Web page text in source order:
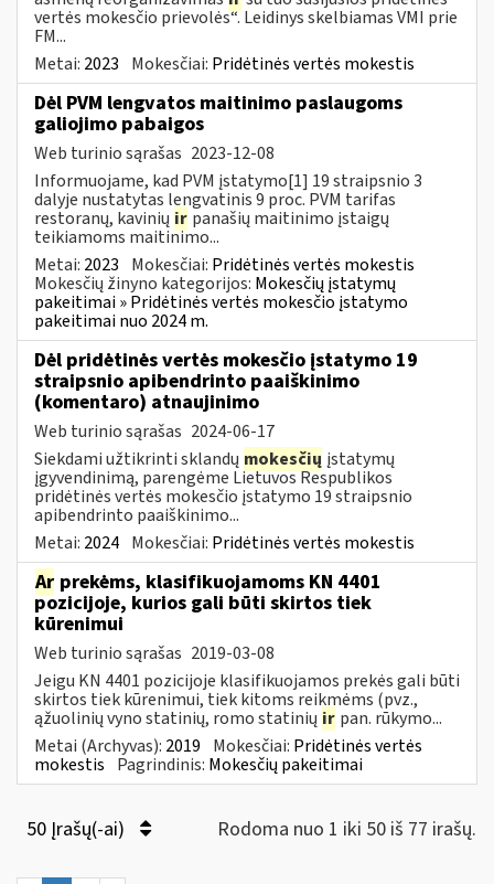
vertės mokesčio prievolės“. Leidinys skelbiamas VMI prie
FM...
Metai: 2023 Mokesčiai: Pridėtinės vertės mokestis
Dėl PVM lengvatos maitinimo paslaugoms
galiojimo pabaigos
Web turinio sąrašas 2023-12-08
Informuojame, kad PVM įstatymo[1] 19 straipsnio 3
dalyje nustatytas lengvatinis 9 proc. PVM tarifas
restoranų, kavinių ir panašių maitinimo įstaigų
teikiamoms maitinimo...
Metai: 2023 Mokesčiai: Pridėtinės vertės mokestis
Mokesčių žinyno kategorijos: Mokesčių įstatymų
pakeitimai » Pridėtinės vertės mokesčio įstatymo
pakeitimai nuo 2024 m.
Dėl pridėtinės vertės mokesčio įstatymo 19
straipsnio apibendrinto paaiškinimo
(komentaro) atnaujinimo
Web turinio sąrašas 2024-06-17
Siekdami užtikrinti sklandų mokesčių įstatymų
įgyvendinimą, parengėme Lietuvos Respublikos
pridėtinės vertės mokesčio įstatymo 19 straipsnio
apibendrinto paaiškinimo...
Metai: 2024 Mokesčiai: Pridėtinės vertės mokestis
Ar prekėms, klasifikuojamoms KN 4401
pozicijoje, kurios gali būti skirtos tiek
kūrenimui
Web turinio sąrašas 2019-03-08
Jeigu KN 4401 pozicijoje klasifikuojamos prekės gali būti
skirtos tiek kūrenimui, tiek kitoms reikmėms (pvz.,
ąžuolinių vyno statinių, romo statinių ir pan. rūkymo...
Metai (Archyvas): 2019 Mokesčiai: Pridėtinės vertės
mokestis Pagrindinis: Mokesčių pakeitimai
50 Įrašų(-ai) Rodoma nuo 1 iki 50 iš 77 irašų.